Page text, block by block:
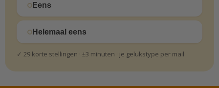
Eens
Helemaal eens
✓ 29 korte stellingen · ±3 minuten · je gelukstype per mail